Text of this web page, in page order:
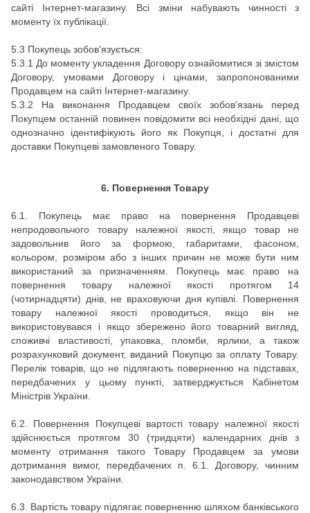
сайті Інтернет-магазину. Всі зміни набувають чинності з
моменту їх публікації.
5.3 Покупець зобов'язується:
5.3.1 До моменту укладення Договору ознайомитися зі змістом
Договору, умовами Договору і цінами, запропонованими
Продавцем на сайті Інтернет-магазину.
5.3.2 На виконання Продавцем своїх зобов'язань перед
Покупцем останній повинен повідомити всі необхідні дані, що
однозначно ідентифікують його як Покупця, і достатні для
доставки Покупцеві замовленого Товару.
6. Повернення Товару
6.1. Покупець має право на повернення Продавцеві
непродовольчого товару належної якості, якщо товар не
задовольнив його за формою, габаритами, фасоном,
кольором, розміром або з інших причин не може бути ним
використаний за призначенням. Покупець має право на
повернення товару належної якості протягом 14
(чотирнадцяти) днів, не враховуючи дня купівлі. Повернення
товару належної якості проводиться, якщо він не
використовувався і якщо збережено його товарний вигляд,
споживчі властивості, упаковка, пломби, ярлики, а також
розрахунковий документ, виданий Покупцю за оплату Товару.
Перелік товарів, що не підлягають поверненню на підставах,
передбачених у цьому пункті, затверджується Кабінетом
Міністрів України.
6.2. Повернення Покупцеві вартості товару належної якості
здійснюється протягом 30 (тридцяти) календарних днів з
моменту отримання такого Товару Продавцем за умови
дотримання вимог, передбачених п. 6.1. Договору, чинним
законодавством України.
6.3. Вартість товару підлягає поверненню шляхом банківського